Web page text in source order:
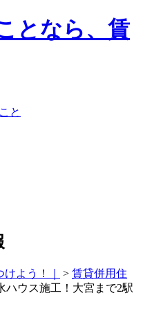
となら、賃
と
よう！｜ > 賃貸併用住
ハウス施工！大宮まで2駅